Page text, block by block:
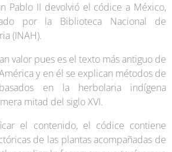
Pablo II devolvió el códice a México,
por la Biblioteca Nacional de
(INAH).
valor pues es el texto más antiguo de
y en él se explican métodos de
en la herbolaria indígena
mitad del siglo XVI.
el contenido, el códice contiene
de las plantas acompañadas de